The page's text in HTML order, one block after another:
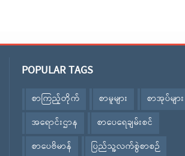
POPULAR TAGS
စာကြည့်တိုက် စာမူများ
စာအုပ်များ
အရောင်းဌာန
စာပေရေချမ်းစင်
စာပေဗိမာန်
ပြည်သူ့လက်စွဲစာစဉ်